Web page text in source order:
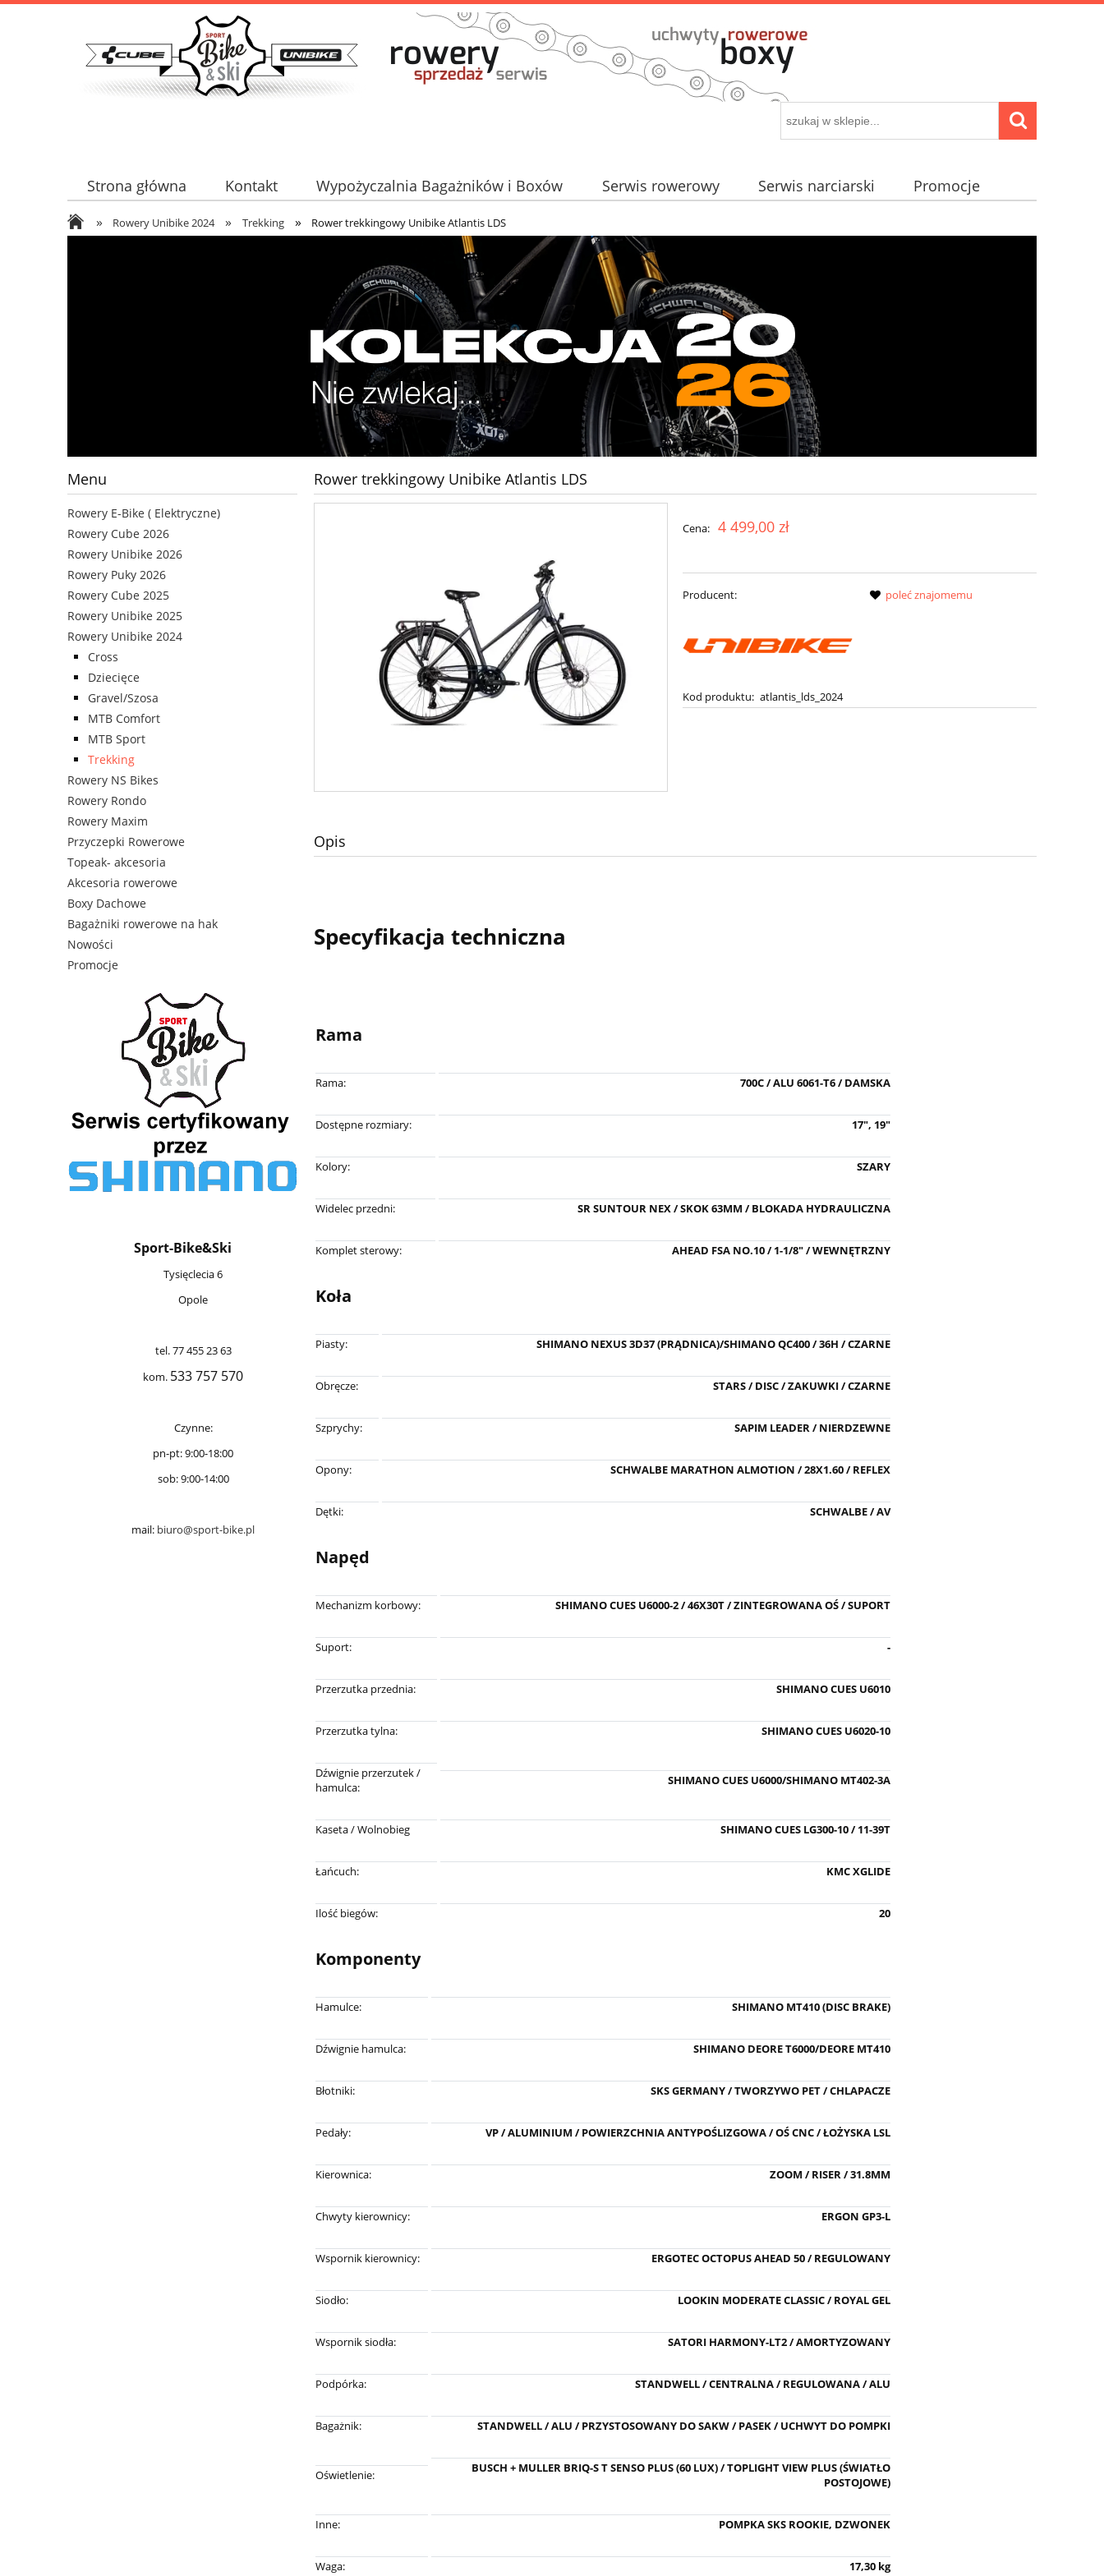
Strona główna Kontakt Wypożyczalnia Bagażników i Boxów Serwis rowerowy Serwis narciarski
Promocje
Serwis certyfikowany
Kontakt Partner TAURUS
» Rowery Unibike 2024 » Trekking » Rower trekkingowy Unibike Atlantis LDS
Menu
Rowery E-Bike ( Elektryczne)
Rowery Cube 2026
Rowery Unibike 2026
Rowery Puky 2026
Rowery Cube 2025
Rowery Unibike 2025
Rowery Unibike 2024
Cross
Dziecięce
Gravel/Szosa
MTB Comfort
MTB Sport
Trekking
Rowery NS Bikes
Rowery Rondo
Rowery Maxim
Przyczepki Rowerowe
Topeak- akcesoria
Akcesoria rowerowe
Boxy Dachowe
Bagażniki rowerowe na hak
Nowości
Promocje
Sport-Bike&Ski
Tysięclecia 6
Opole
tel. 77 455 23 63
kom. 533 757 570
Czynne:
pn-pt: 9:00-18:00
sob: 9:00-14:00
mail: biuro@sport-bike.pl
Rower trekkingowy Unibike Atlantis LDS
Cena: 4 499,00 zł
Producent:
Kod produktu: atlantis_lds_2024
poleć znajomemu
Opis
Specyfikacja techniczna
Rama
Rama: 700C / ALU 6061-T6 / DAMSKA
Dostępne rozmiary: 17", 19"
Kolory: SZARY
Widelec przedni: SR SUNTOUR NEX / SKOK 63MM / BLOKADA HYDRAULICZNA
Komplet sterowy: AHEAD FSA NO.10 / 1-1/8" / WEWNĘTRZNY
Koła
Piasty: SHIMANO NEXUS 3D37 (PRĄDNICA)/SHIMANO QC400 / 36H / CZARNE
Obręcze: STARS / DISC / ZAKUWKI / CZARNE
Szprychy: SAPIM LEADER / NIERDZEWNE
Opony: SCHWALBE MARATHON ALMOTION / 28X1.60 / REFLEX
Dętki: SCHWALBE / AV
Napęd
Mechanizm korbowy: SHIMANO CUES U6000-2 / 46X30T / ZINTEGROWANA OŚ / SUPORT
Suport: -
Przerzutka przednia: SHIMANO CUES U6010
Przerzutka tylna: SHIMANO CUES U6020-10
Dźwignie przerzutek /
hamulca:
SHIMANO CUES U6000/SHIMANO MT402-3A
Kaseta / Wolnobieg SHIMANO CUES LG300-10 / 11-39T
Łańcuch: KMC XGLIDE
Ilość biegów: 20
Komponenty
Hamulce: SHIMANO MT410 (DISC BRAKE)
Dźwignie hamulca: SHIMANO DEORE T6000/DEORE MT410
Błotniki: SKS GERMANY / TWORZYWO PET / CHLAPACZE
Pedały: VP / ALUMINIUM / POWIERZCHNIA ANTYPOŚLIZGOWA / OŚ CNC / ŁOŻYSKA LSL
Kierownica: ZOOM / RISER / 31.8MM
Chwyty kierownicy: ERGON GP3-L
Wspornik kierownicy: ERGOTEC OCTOPUS AHEAD 50 / REGULOWANY
Siodło: LOOKIN MODERATE CLASSIC / ROYAL GEL
Wspornik siodła: SATORI HARMONY-LT2 / AMORTYZOWANY
Podpórka: STANDWELL / CENTRALNA / REGULOWANA / ALU
Bagażnik: STANDWELL / ALU / PRZYSTOSOWANY DO SAKW / PASEK / UCHWYT DO POMPKI
Oświetlenie:
BUSCH + MULLER BRIQ-S T SENSO PLUS (60 LUX) / TOPLIGHT VIEW PLUS (ŚWIATŁO
POSTOJOWE)
Inne: POMPKA SKS ROOKIE, DZWONEK
Waga: 17,30 kg